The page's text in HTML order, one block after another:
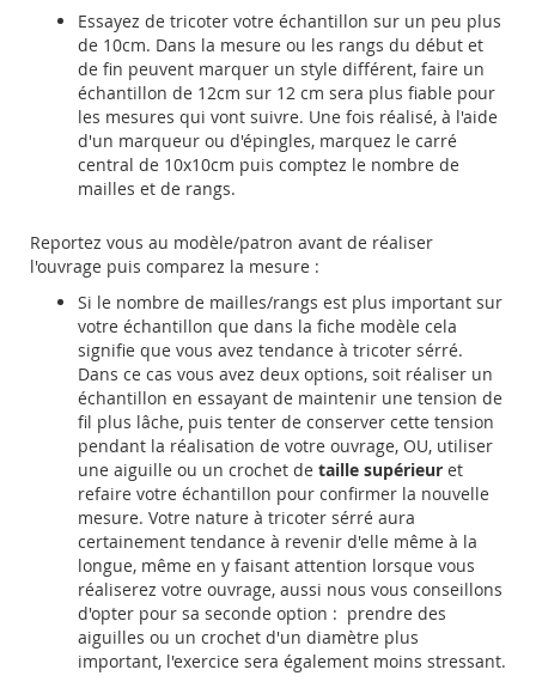
Essayez de tricoter votre échantillon sur un peu plus
de 10cm. Dans la mesure ou les rangs du début et
de fin peuvent marquer un style différent, faire un
échantillon de 12cm sur 12 cm sera plus fiable pour
les mesures qui vont suivre. Une fois réalisé, à l'aide
d'un marqueur ou d'épingles, marquez le carré
central de 10x10cm puis comptez le nombre de
mailles et de rangs.
Reportez vous au modèle/patron avant de réaliser
l'ouvrage puis comparez la mesure :
Si le nombre de mailles/rangs est plus important sur
votre échantillon que dans la fiche modèle cela
signifie que vous avez tendance à tricoter sérré.
Dans ce cas vous avez deux options, soit réaliser un
échantillon en essayant de maintenir une tension de
fil plus lâche, puis tenter de conserver cette tension
pendant la réalisation de votre ouvrage, OU, utiliser
une aiguille ou un crochet de taille supérieur et
refaire votre échantillon pour confirmer la nouvelle
mesure. Votre nature à tricoter sérré aura
certainement tendance à revenir d'elle même à la
longue, même en y faisant attention lorsque vous
réaliserez votre ouvrage, aussi nous vous conseillons
d'opter pour sa seconde option : prendre des
aiguilles ou un crochet d'un diamètre plus
important, l'exercice sera également moins stressant.